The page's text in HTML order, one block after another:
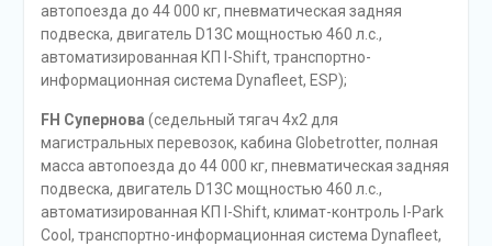
автопоезда до 44 000 кг, пневматическая задняя
подвеска, двигатель D13C мощностью 460 л.с.,
автоматизированная КП I-Shift, транспортно-
информационная система Dynafleet, ESP);
FH Супернова (седельный тягач 4х2 для
магистральных перевозок, кабина Globetrotter, полная
масса автопоезда до 44 000 кг, пневматическая задняя
подвеска, двигатель D13C мощностью 460 л.с.,
автоматизированная КП I-Shift, климат-контроль I-Park
Cool, транспортно-информационная система Dynafleet,